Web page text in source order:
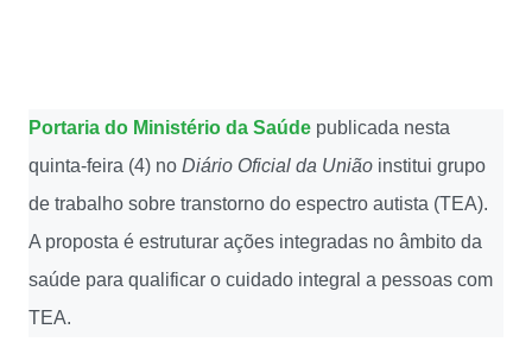
Portaria do Ministério da Saúde publicada nesta
quinta-feira (4) no Diário Oficial da União institui grupo
de trabalho sobre transtorno do espectro autista (TEA).
A proposta é estruturar ações integradas no âmbito da
saúde para qualificar o cuidado integral a pessoas com
TEA.